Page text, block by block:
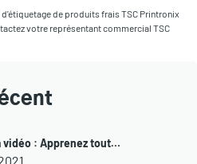
de produits frais TSC Printronix
votre représentant commercial TSC
vidéo : Apprenez tout…